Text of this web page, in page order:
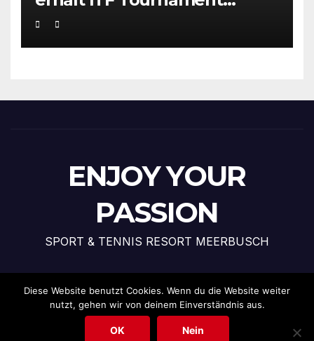
Recognition Award 2025
ENJOY YOUR
PASSION
SPORT & TENNIS RESORT MEERBUSCH
Stolz präsentiert von WordPress|Theme: News Talk von
Themeansar
Diese Website benutzt Cookies. Wenn du die Website weiter
nutzt, gehen wir von deinem Einverständnis aus.
OK Nein